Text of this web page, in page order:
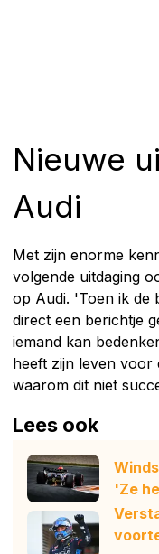
Nieuwe
Audi
Met zijn enorme
volgende uitdaging
op Audi. 'Toen ik de
direct een berichtje
iemand kan
heeft zijn leven voor
waarom dit niet
Lees ook
'Ze